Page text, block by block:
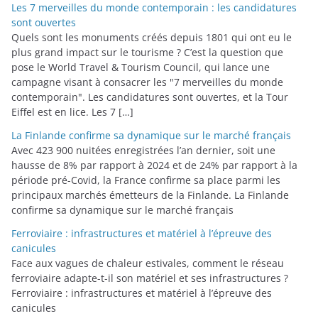
Les 7 merveilles du monde contemporain : les candidatures
sont ouvertes
Quels sont les monuments créés depuis 1801 qui ont eu le
plus grand impact sur le tourisme ? C’est la question que
pose le World Travel & Tourism Council, qui lance une
campagne visant à consacrer les "7 merveilles du monde
contemporain". Les candidatures sont ouvertes, et la Tour
Eiffel est en lice. Les 7 […]
La Finlande confirme sa dynamique sur le marché français
Avec 423 900 nuitées enregistrées l’an dernier, soit une
hausse de 8% par rapport à 2024 et de 24% par rapport à la
période pré-Covid, la France confirme sa place parmi les
principaux marchés émetteurs de la Finlande. La Finlande
confirme sa dynamique sur le marché français
Ferroviaire : infrastructures et matériel à l’épreuve des
canicules
Face aux vagues de chaleur estivales, comment le réseau
ferroviaire adapte-t-il son matériel et ses infrastructures ?
Ferroviaire : infrastructures et matériel à l’épreuve des
canicules